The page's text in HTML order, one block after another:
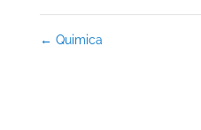
← Quimica